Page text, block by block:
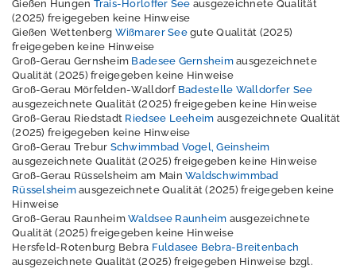
n
a
c
h
R
e
g
o
n
S
e
r
v
Gießen Hungen Trais-Horloffer See ausgezeichnete Qualität
(2025) freigegeben keine Hinweise
Gießen Wettenberg Wißmarer Seegute Qualität (2025)
freigegeben keine Hinweise
Groß-Gerau Gernsheim Badesee Gernsheimausgezeichnete
Qualität (2025) freigegeben keine Hinweise
Groß-Gerau Mörfelden-Walldorf Badestelle Walldorfer See
ausgezeichnete Qualität (2025) freigegeben keine Hinweise
Groß-Gerau Riedstadt Riedsee Leeheim ausgezeichnete Qualität
(2025) freigegeben keine Hinweise
Groß-Gerau Trebur Schwimmbad Vogel, Geinsheim
ausgezeichnete Qualität (2025) freigegeben keine Hinweise
Groß-Gerau Rüsselsheim am MainWaldschwimmbad
Rüsselsheimausgezeichnete Qualität (2025) freigegeben keine
Hinweise
Groß-Gerau RaunheimWaldsee Raunheim ausgezeichnete
Qualität (2025) freigegeben keine Hinweise
Hersfeld-Rotenburg Bebra Fuldasee Bebra-Breitenbach
ausgezeichnete Qualität (2025) freigegeben Hinweise bzgl.